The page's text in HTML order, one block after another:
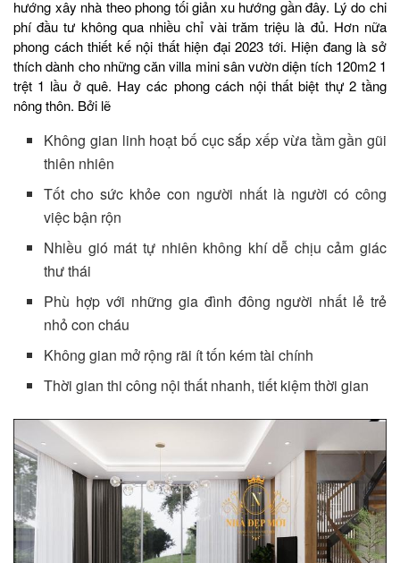
hướng xây nhà theo phong tối giản xu hướng gần đây. Lý do chi
phí đầu tư không qua nhiều chỉ vài trăm triệu là đủ. Hơn nữa
phong cách thiết kế nội thất hiện đại 2023 tới. Hiện đang là sở
thích dành cho những căn villa mini sân vườn diện tích 120m2 1
trệt 1 lầu ở quê. Hay các phong cách nội thất biệt thự 2 tầng
nông thôn. Bởi lẽ
Không gian linh hoạt bố cục sắp xếp vừa tầm gần gũi
thiên nhiên
Tốt cho sức khỏe con người nhất là người có công
việc bận rộn
Nhiều gió mát tự nhiên không khí dễ chịu cảm giác
thư thái
Phù hợp với những gia đình đông người nhất lẻ trẻ
nhỏ con cháu
Không gian mở rộng rãi ít tốn kém tài chính
Thời gian thi công nội thất nhanh, tiết kiệm thời gian